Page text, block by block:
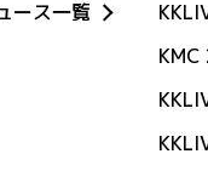
ース一覧